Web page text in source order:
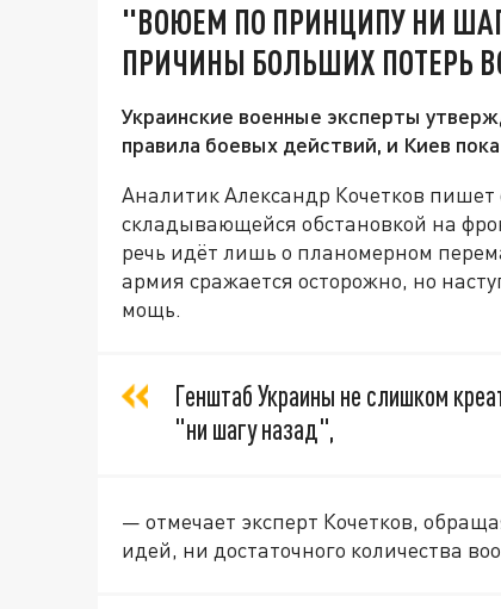
"ВОЮЕМ ПО ПРИНЦИПУ НИ
ПРИЧИНЫ БОЛЬШИХ ПОТЕРЬ
Украинские военные эксперты
правила боевых действий, и Киев
Аналитик Александр Кочетков
складывающейся обстановкой на
речь идёт лишь о планомерном
армия сражается осторожно, но
мощь.
Генштаб Украины не слишком
"ни шагу назад",
— отмечает эксперт Кочетков,
идей, ни достаточного количества